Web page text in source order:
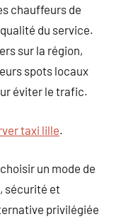
chauffeurs de
du service.
sur la région,
spots locaux
éviter le trafic.
taxi lille.
un mode de
sécurité et
privilégiée